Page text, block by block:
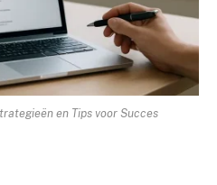
en Tips voor Succes